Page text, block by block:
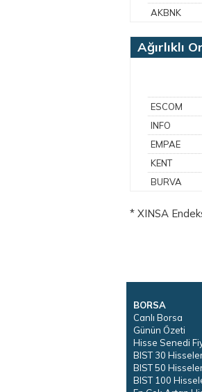
AKBNK
Ağırlıklı
ESCOM
INFO
EMPAE
KENT
BURVA
* XINSA
BORSA
Canlı Borsa
Günün Özeti
Hisse Senedi
BIST 30
BIST 50
BIST 100